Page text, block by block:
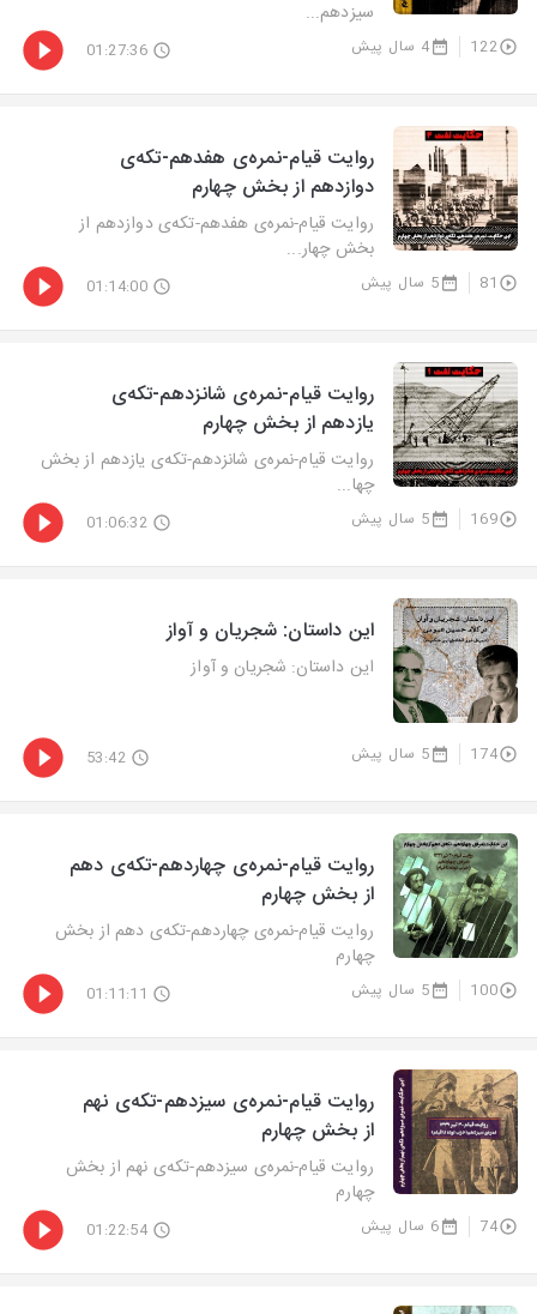
سیزدهم...
122 4 سال پیش 01:27:36
روایت‌ قیام-نمره‌ی هفدهم-تکه‌ی
دوازدهم از بخش چهارم
روایت‌ قیام-نمره‌ی هفدهم-تکه‌ی دوازدهم از
بخش چهار...
81 5 سال پیش 01:14:00
روایت‌ قیام-نمره‌ی شانزدهم-تکه‌ی
یازدهم از بخش چهارم
روایت‌ قیام-نمره‌ی شانزدهم-تکه‌ی یازدهم از بخش
چها...
169 5 سال پیش 01:06:32
این داستان: شجریان و آواز
این داستان: شجریان و آواز
174 5 سال پیش 53:42
روایت‌ قیام-نمره‌ی چهاردهم-تکه‌ی دهم
از بخش چهارم
روایت‌ قیام-نمره‌ی چهاردهم-تکه‌ی دهم از بخش
چهارم
100 5 سال پیش 01:11:11
روایت‌ قیام-نمره‌ی سیزدهم-تکه‌ی نهم
از بخش چهارم
روایت‌ قیام-نمره‌ی سیزدهم-تکه‌ی نهم از بخش
چهارم
74 6 سال پیش 01:22:54